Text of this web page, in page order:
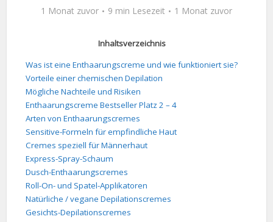
1 Monat zuvor 9 min Lesezeit 1 Monat zuvor
Inhaltsverzeichnis
Was ist eine Enthaarungscreme und wie funktioniert sie?
Vorteile einer chemischen Depilation
Mögliche Nachteile und Risiken
Enthaarungscreme Bestseller Platz 2 – 4
Arten von Enthaarungscremes
Sensitive-Formeln für empfindliche Haut
Cremes speziell für Männerhaut
Express-Spray-Schaum
Dusch-Enthaarungscremes
Roll-On- und Spatel-Applikatoren
Natürliche / vegane Depilationscremes
Gesichts-Depilationscremes